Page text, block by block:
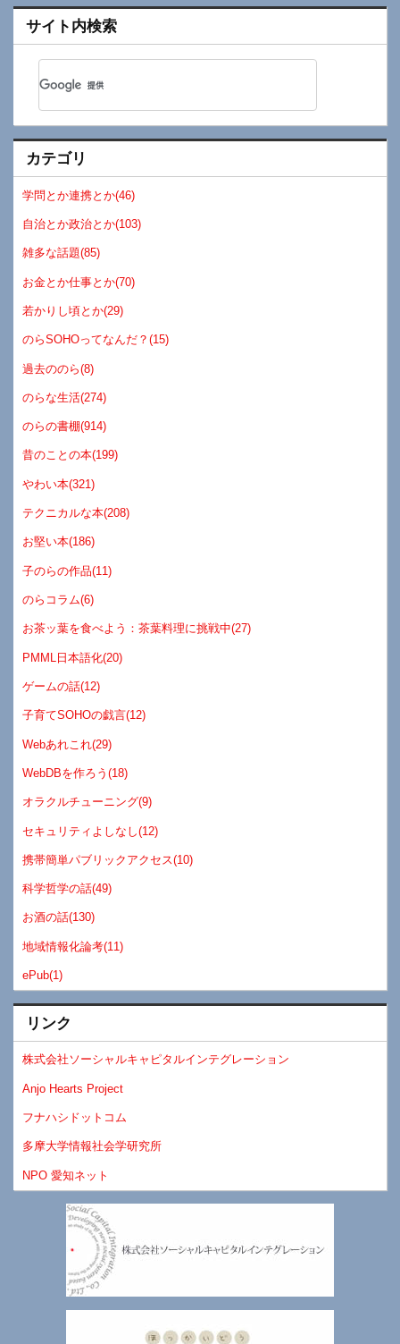
サイト内検索
カテゴリ
学問とか連携とか(46)
自治とか政治とか(103)
雑多な話題(85)
お金とか仕事とか(70)
若かりし頃とか(29)
のらSOHOってなんだ？(15)
過去ののら(8)
のらな生活(274)
のらの書棚(914)
昔のことの本(199)
やわい本(321)
テクニカルな本(208)
お堅い本(186)
子のらの作品(11)
のらコラム(6)
お茶ッ葉を食べよう：茶葉料理に挑戦中(27)
PMML日本語化(20)
ゲームの話(12)
子育てSOHOの戯言(12)
Webあれこれ(29)
WebDBを作ろう(18)
オラクルチューニング(9)
セキュリティよしなし(12)
携帯簡単パブリックアクセス(10)
科学哲学の話(49)
お酒の話(130)
地域情報化論考(11)
ePub(1)
リンク
株式会社ソーシャルキャピタルインテグレーション
Anjo Hearts Project
フナハシドットコム
多摩大学情報社会学研究所
NPO 愛知ネット